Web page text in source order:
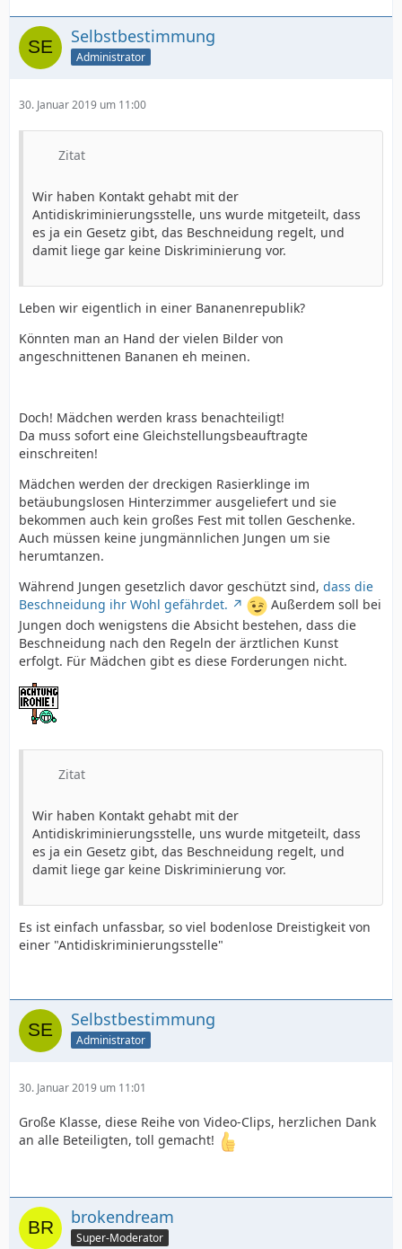
Selbstbestimmung
Administrator
30. Januar 2019 um 11:00
Zitat
Wir haben Kontakt gehabt mit der
Antidiskriminierungsstelle, uns wurde mitgeteilt, dass
es ja ein Gesetz gibt, das Beschneidung regelt, und
damit liege gar keine Diskriminierung vor.
Leben wir eigentlich in einer Bananenrepublik?
Könnten man an Hand der vielen Bilder von
angeschnittenen Bananen eh meinen.
Doch! Mädchen werden krass benachteiligt!
Da muss sofort eine Gleichstellungsbeauftragte
einschreiten!
Mädchen werden der dreckigen Rasierklinge im
betäubungslosen Hinterzimmer ausgeliefert und sie
bekommen auch kein großes Fest mit tollen Geschenke.
Auch müssen keine jungmännlichen Jungen um sie
herumtanzen.
Während Jungen gesetzlich davor geschützt sind, dass die
Beschneidung ihr Wohl gefährdet.
Außerdem soll bei
Jungen doch wenigstens die Absicht bestehen, dass die
Beschneidung nach den Regeln der ärztlichen Kunst
erfolgt. Für Mädchen gibt es diese Forderungen nicht.
Zitat
Wir haben Kontakt gehabt mit der
Antidiskriminierungsstelle, uns wurde mitgeteilt, dass
es ja ein Gesetz gibt, das Beschneidung regelt, und
damit liege gar keine Diskriminierung vor.
Es ist einfach unfassbar, so viel bodenlose Dreistigkeit von
einer "Antidiskriminierungsstelle"
Selbstbestimmung
Administrator
30. Januar 2019 um 11:01
Große Klasse, diese Reihe von Video-Clips, herzlichen Dank
an alle Beteiligten, toll gemacht!
brokendream
Super-Moderator